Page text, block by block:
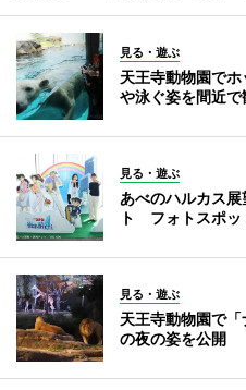
見る・遊ぶ
天王寺動物園で
や泳ぐ姿を間近で
見る・遊ぶ
あべのハルカス
ト フォトスポッ
見る・遊ぶ
天王寺動物園で
の夜の姿を公開